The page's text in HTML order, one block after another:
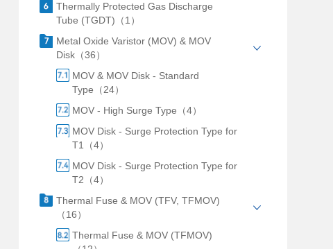
Thermally Protected Gas Discharge
Tube (TGDT)（1）
Metal Oxide Varistor (MOV) & MOV
Disk（36）
MOV & MOV Disk - Standard
Type（24）
MOV - High Surge Type（4）
MOV Disk - Surge Protection Type for
T1（4）
MOV Disk - Surge Protection Type for
T2（4）
Thermal Fuse & MOV (TFV, TFMOV)
（16）
Thermal Fuse & MOV (TFMOV)